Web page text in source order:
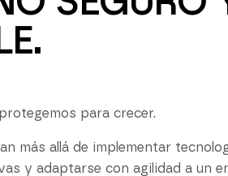
para crecer.
más allá de implementar
y adaptarse con agilidad a un